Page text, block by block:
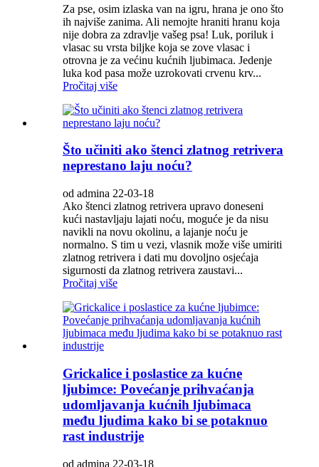
Za pse, osim izlaska van na igru, hrana je ono što
ih najviše zanima. Ali nemojte hraniti hranu koja
nije dobra za zdravlje vašeg psa! Luk, poriluk i
vlasac su vrsta biljke koja se zove vlasac i
otrovna je za većinu kućnih ljubimaca. Jedenje
luka kod pasa može uzrokovati crvenu krv...
Pročitaj više
Što učiniti ako štenci zlatnog retrivera
neprestano laju noću?
od admina 22-03-18
Ako štenci zlatnog retrivera upravo doneseni
kući nastavljaju lajati noću, moguće je da nisu
navikli na novu okolinu, a lajanje noću je
normalno. S tim u vezi, vlasnik može više umiriti
zlatnog retrivera i dati mu dovoljno osjećaja
sigurnosti da zlatnog retrivera zaustavi...
Pročitaj više
Grickalice i poslastice za kućne
ljubimce: Povećanje prihvaćanja
udomljavanja kućnih ljubimaca
među ljudima kako bi se potaknuo
rast industrije
od admina 22-03-18